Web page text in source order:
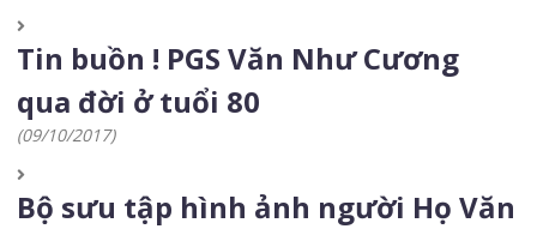
Tin buồn ! PGS Văn Như Cương
qua đời ở tuổi 80
(09/10/2017)
Bộ sưu tập hình ảnh người Họ Văn